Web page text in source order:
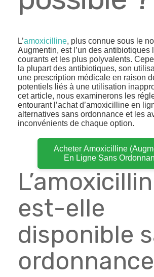
L’amoxicilline, plus connue sous le
Augmentin, est l’un des antibiotiques
courants et les plus polyvalents.
la plupart des antibiotiques, son
une prescription médicale en raison
potentiels liés à une utilisation
cet article, nous examinerons les
entourant l’achat d’amoxicilline en
alternatives sans ordonnance et les
inconvénients de chaque option.
Acheter Amoxicilline
En Ligne Sans
est-elle
disponible